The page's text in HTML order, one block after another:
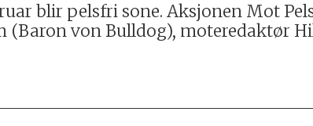
blir pelsfri sone. Aksjonen Mot
(Baron von Bulldog), moteredaktør